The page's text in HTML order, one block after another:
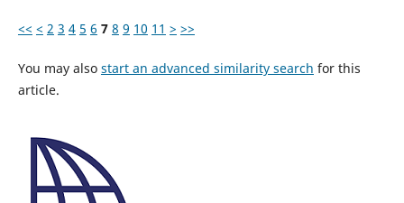
<< < 2 3 4 5 6 7 8 9 10 11 > >>
You may also start an advanced similarity search for this
article.